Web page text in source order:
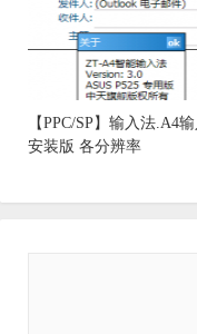
【PPC/SP】输入法.A4
安装版 各分辨率